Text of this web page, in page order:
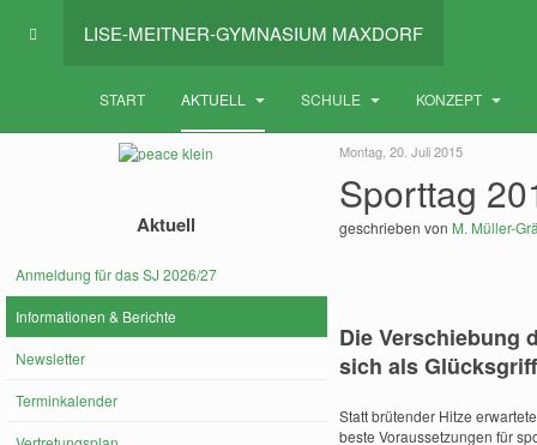
LISE-MEITNER-GYMNASIUM MAXDORF
START AKTUELL SCHULE KONZEPT
Montag, 20. Juli 2015
Sporttag
geschrieben von M. Müller-
Die Verschiebung
sich als
Statt brütender Hitze
beste Voraussetzungen für
Aktuell
Anmeldung für das SJ 2026/27
Informationen & Berichte
Newsletter
Terminkalender